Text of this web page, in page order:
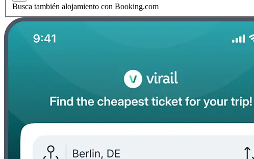
Busca también alojamiento con Booking.com